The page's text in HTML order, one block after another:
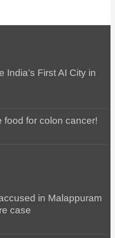
India’s First AI City in
food for colon cancer!
in Malappuram
case